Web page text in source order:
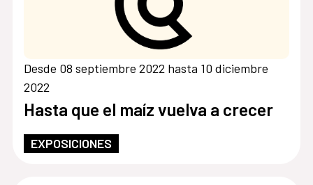
Desde 08 septiembre 2022 hasta 10 diciembre
2022
Hasta que el maíz vuelva a crecer
EXPOSICIONES